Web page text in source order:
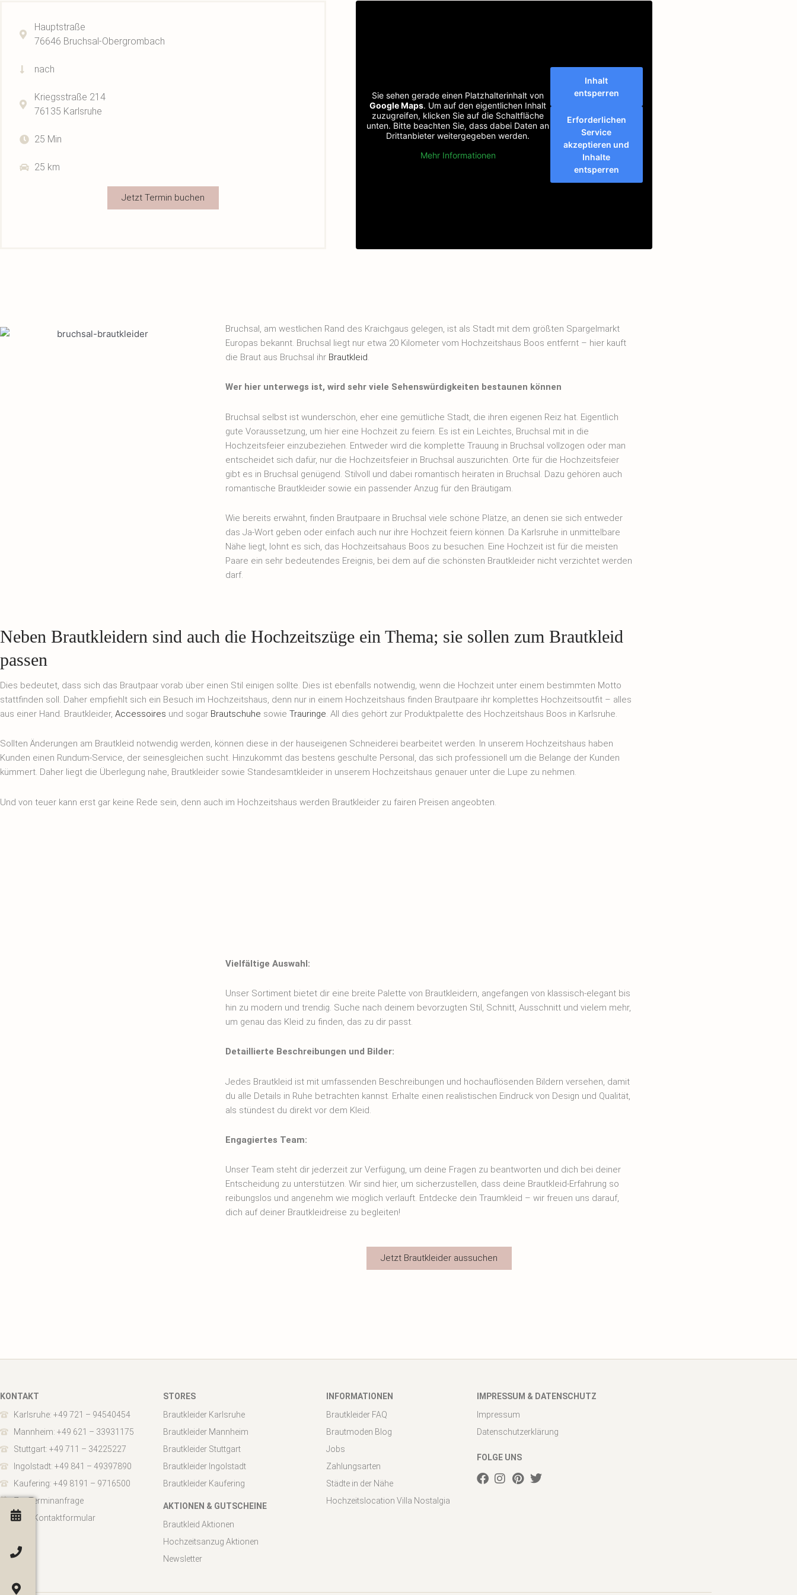
Hauptstraße
76646 Bruchsal-Obergrombach
nach
Kriegsstraße 214
76135 Karlsruhe
25 Min
25 km
Jetzt Termin buchen
Sie sehen gerade einen Platzhalterinhalt von
Google Maps. Um auf den eigentlichen Inhalt
zuzugreifen, klicken Sie auf die Schaltfläche
unten. Bitte beachten Sie, dass dabei Daten an
Drittanbieter weitergegeben werden.
Mehr Informationen
Inhalt
entsperren
Erforderlichen
Service
akzeptieren und
Inhalte
entsperren
Bruchsal, am westlichen Rand des Kraichgaus gelegen, ist als Stadt mit dem größten Spargelmarkt
Europas bekannt. Bruchsal liegt nur etwa 20 Kilometer vom Hochzeitshaus Boos entfernt – hier kauft
die Braut aus Bruchsal ihr Brautkleid.
Wer hier unterwegs ist, wird sehr viele Sehenswürdigkeiten bestaunen können
Bruchsal selbst ist wunderschön, eher eine gemütliche Stadt, die ihren eigenen Reiz hat. Eigentlich
gute Voraussetzung, um hier eine Hochzeit zu feiern. Es ist ein Leichtes, Bruchsal mit in die
Hochzeitsfeier einzubeziehen. Entweder wird die komplette Trauung in Bruchsal vollzogen oder man
entscheidet sich dafür, nur die Hochzeitsfeier in Bruchsal auszurichten. Orte für die Hochzeitsfeier
gibt es in Bruchsal genügend. Stilvoll und dabei romantisch heiraten in Bruchsal. Dazu gehören auch
romantische Brautkleider sowie ein passender Anzug für den Bräutigam.
Wie bereits erwähnt, finden Brautpaare in Bruchsal viele schöne Plätze, an denen sie sich entweder
das Ja-Wort geben oder einfach auch nur ihre Hochzeit feiern können. Da Karlsruhe in unmittelbare
Nähe liegt, lohnt es sich, das Hochzeitsahaus Boos zu besuchen. Eine Hochzeit ist für die meisten
Paare ein sehr bedeutendes Ereignis, bei dem auf die schönsten Brautkleider nicht verzichtet werden
darf.
Neben Brautkleidern sind auch die Hochzeitszüge ein Thema; sie sollen zum Brautkleid
passen
Dies bedeutet, dass sich das Brautpaar vorab über einen Stil einigen sollte. Dies ist ebenfalls notwendig, wenn die Hochzeit unter einem bestimmten Motto
stattfinden soll. Daher empfiehlt sich ein Besuch im Hochzeitshaus, denn nur in einem Hochzeitshaus finden Brautpaare ihr komplettes Hochzeitsoutfit – alles
aus einer Hand. Brautkleider, Accessoires und sogar Brautschuhe sowie Trauringe. All dies gehört zur Produktpalette des Hochzeitshaus Boos in Karlsruhe.
Sollten Änderungen am Brautkleid notwendig werden, können diese in der hauseigenen Schneiderei bearbeitet werden. In unserem Hochzeitshaus haben
Kunden einen Rundum-Service, der seinesgleichen sucht. Hinzukommt das bestens geschulte Personal, das sich professionell um die Belange der Kunden
kümmert. Daher liegt die Überlegung nahe, Brautkleider sowie Standesamtkleider in unserem Hochzeitshaus genauer unter die Lupe zu nehmen.
Und von teuer kann erst gar keine Rede sein, denn auch im Hochzeitshaus werden Brautkleider zu fairen Preisen angeobten.
Vielfältige Auswahl:
Unser Sortiment bietet dir eine breite Palette von Brautkleidern, angefangen von klassisch-elegant bis
hin zu modern und trendig. Suche nach deinem bevorzugten Stil, Schnitt, Ausschnitt und vielem mehr,
um genau das Kleid zu finden, das zu dir passt.
Detaillierte Beschreibungen und Bilder:
Jedes Brautkleid ist mit umfassenden Beschreibungen und hochauflösenden Bildern versehen, damit
du alle Details in Ruhe betrachten kannst. Erhalte einen realistischen Eindruck von Design und Qualität,
als stündest du direkt vor dem Kleid.
Engagiertes Team:
Unser Team steht dir jederzeit zur Verfügung, um deine Fragen zu beantworten und dich bei deiner
Entscheidung zu unterstützen. Wir sind hier, um sicherzustellen, dass deine Brautkleid-Erfahrung so
reibungslos und angenehm wie möglich verläuft. Entdecke dein Traumkleid – wir freuen uns darauf,
dich auf deiner Brautkleidreise zu begleiten!
Jetzt Brautkleider aussuchen
KONTAKT
Karlsruhe: +49 721 – 94540454
Mannheim: +49 621 – 33931175
Stuttgart: +49 711 – 34225227
Ingolstadt: +49 841 – 49397890
Kaufering: +49 8191 – 9716500
Zur Terminanfrage
Zum Kontaktformular
STORES
Brautkleider Karlsruhe
Brautkleider Mannheim
Brautkleider Stuttgart
Brautkleider Ingolstadt
Brautkleider Kaufering
AKTIONEN & GUTSCHEINE
Brautkleid Aktionen
Hochzeitsanzug Aktionen
Newsletter
INFORMATIONEN
Brautkleider FAQ
Brautmoden Blog
Jobs
Zahlungsarten
Städte in der Nähe
Hochzeitslocation Villa Nostalgia
IMPRESSUM & DATENSCHUTZ
Impressum
Datenschutzerklärung
FOLGE UNS